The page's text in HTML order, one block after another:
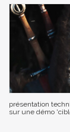
présentation
sur une démo